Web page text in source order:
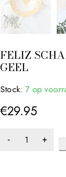
FELIZ
GEEL
Stock: 7 op
€29.95